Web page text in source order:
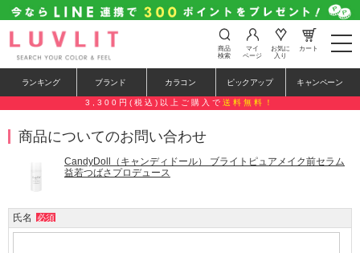
t
o
e
n
g
o
商品
検索
マイ
ページ
お気に
入り
カート
ランキング ブランド カラコン ピックアップ キャンペーン
3,300円(税込)以上ご購入で 送料無料！
商品についてのお問い合わせ
CandyDoll（キャンディドール） ブライトピュアメイク前セラム
益若つばさプロデュース
氏名 必須